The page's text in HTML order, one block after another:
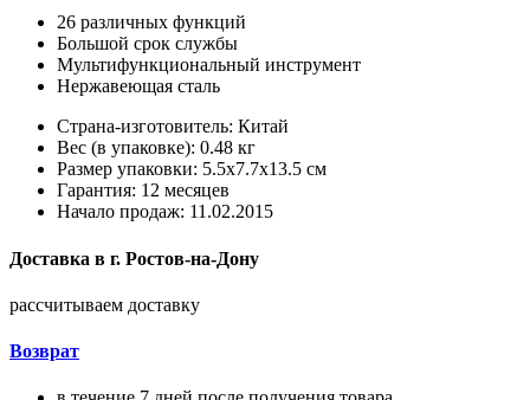
26 различных функций
Большой срок службы
Мультифункциональный инструмент
Нержавеющая сталь
Страна-изготовитель: Китай
Вес (в упаковке): 0.48 кг
Размер упаковки: 5.5x7.7x13.5 см
Гарантия: 12 месяцев
Начало продаж: 11.02.2015
Доставка в г. Ростов-на-Дону
рассчитываем доставку
Возврат